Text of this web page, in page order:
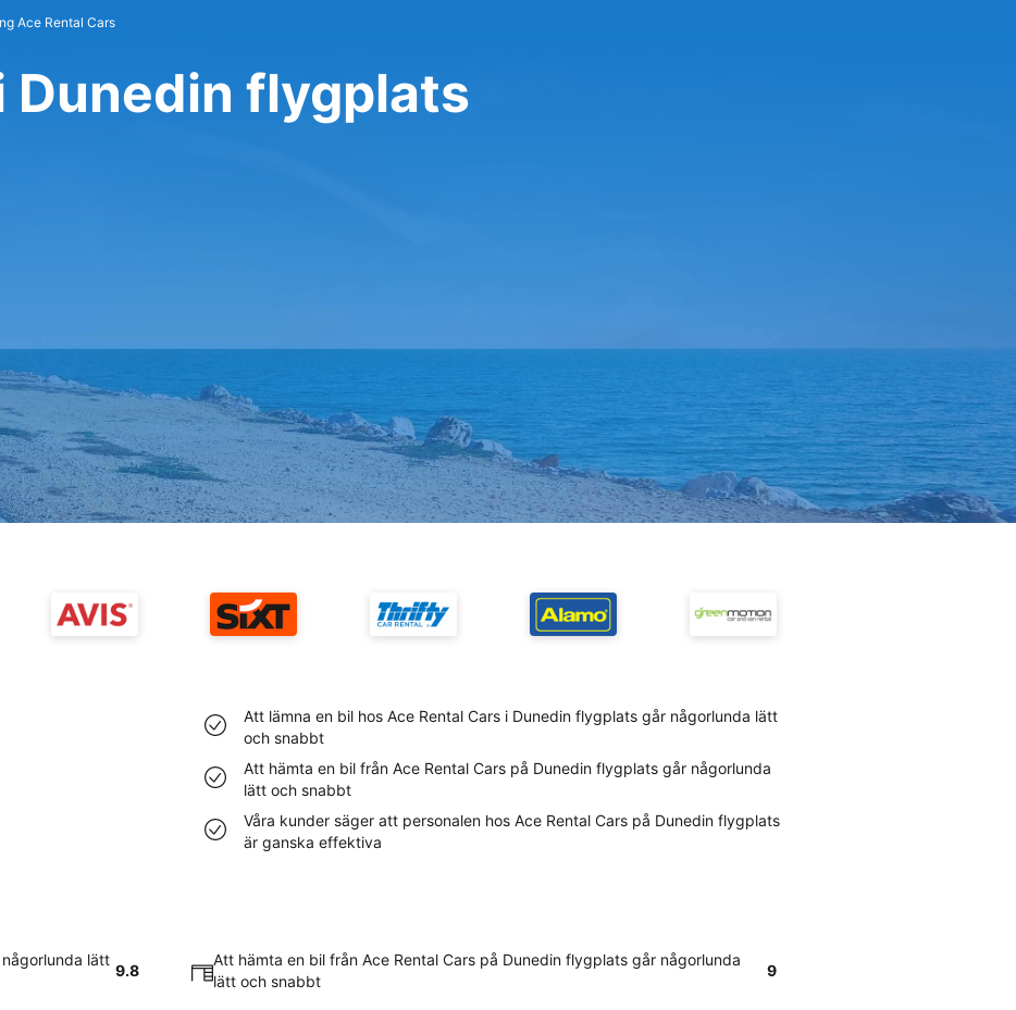
Ace Rental Cars
Dunedin flygplats
Att lämna en bil hos Ace Rental Cars i Dunedin flygplats går någorlunda lätt
och snabbt
Att hämta en bil från Ace Rental Cars på Dunedin flygplats går någorlunda
lätt och snabbt
Våra kunder säger att personalen hos Ace Rental Cars på Dunedin flygplats
är ganska effektiva
lätt
9.8
Att hämta en bil från Ace Rental Cars på Dunedin flygplats går någorlunda
lätt och snabbt
9